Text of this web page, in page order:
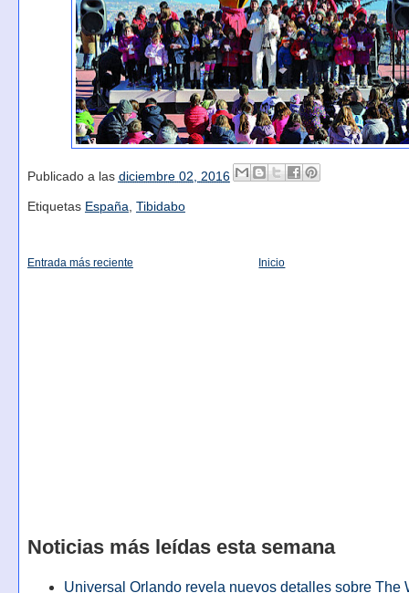
Publicado a las diciembre 02, 2016
Etiquetas España, Tibidabo
Entrada más reciente Inicio
Noticias más leídas esta semana
Universal Orlando revela nuevos detalles sobre The